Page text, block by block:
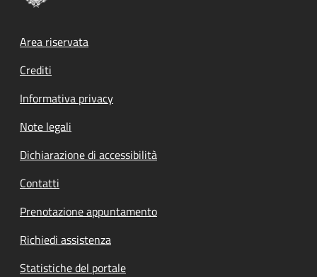
Footer menu
Area riservata
Crediti
Informativa privacy
Note legali
Dichiarazione di accessibilità
Contatti
Prenotazione appuntamento
Richiedi assistenza
Statistiche del portale